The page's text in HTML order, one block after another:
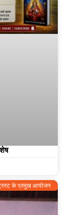
ट्रस्ट के प्रमुख आयोजन